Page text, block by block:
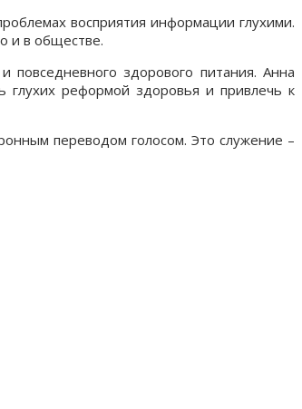
восприятия информации глухими.
и в обществе.
повседневного здорового питания. Анна
глухих реформой здоровья и привлечь к
переводом голосом. Это служение –